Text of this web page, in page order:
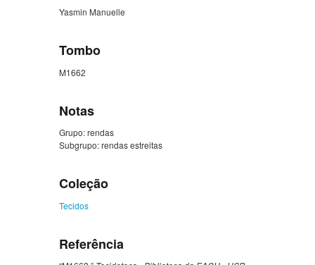
Yasmin Manuelle
Tombo
M1662
Notas
Grupo: rendas
Subgrupo: rendas estreitas
Coleção
Tecidos
Referência